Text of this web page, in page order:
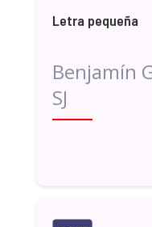
Letra pequeña
Benjamín
SJ